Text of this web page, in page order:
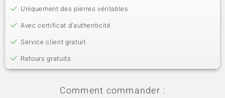
Uniquement des pierres véritables
Avec certificat d’authenticité
Service client gratuit
Retours gratuits
Comment commander :